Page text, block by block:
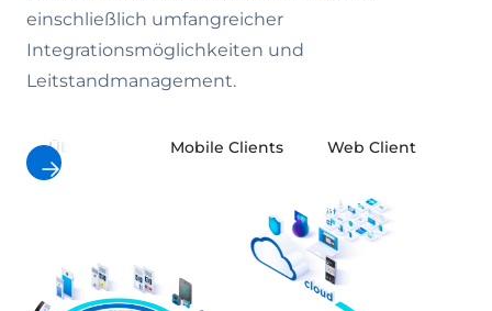
einschließlich umfangreicher
Integrationsmöglichkeiten und
Leitstandmanagement.
Übersicht Mobile Clients Web Client